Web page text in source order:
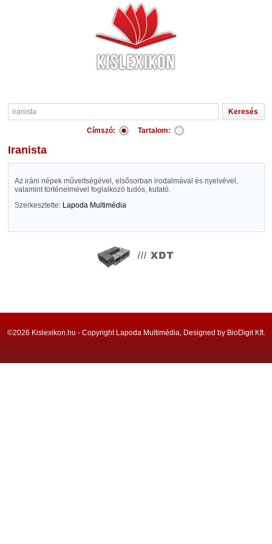
Címszó: Tartalom:
iranista
Az iráni népek műveltségével, elsősorban irodalmával és nyelvével,
valamint történelmével foglalkozó tudós, kutató.
Szerkesztette: Lapoda Multimédia
©2026 Kislexikon.hu - Copyright Lapoda Multimédia, Designed by BioDigit Kft.